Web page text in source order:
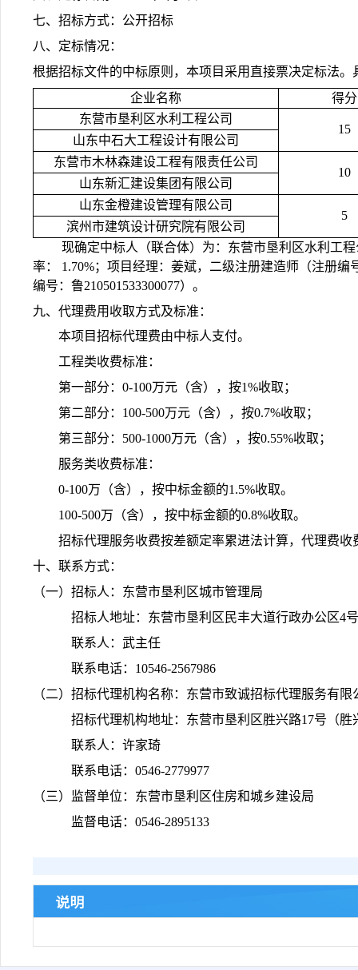
七、招标方式：公开招标
八、定标情况：
根据招标文件的中标原则，本项目采用直接票决定标法。
企业名称
得分
东营市垦利区水利工程公司
15
山东中石大工程设计有限公司
东营市木林森建设工程有限责任公司
10
山东新汇建设集团有限公司
山东金橙建设管理有限公司
5
滨州市建筑设计研究院有限公司
现确定中标人（联合体）为：东营市垦利区水利工
率： 1.70%；项目经理：姜斌，二级注册建造师（注册
编号：鲁210501533300077）。
九、代理费用收取方式及标准：
本项目招标代理费由中标人支付。
工程类收费标准：
第一部分：0-100万元（含），按1%收取；
第二部分：100-500万元（含），按0.7%收取；
第三部分：500-1000万元（含），按0.55%收取；
服务类收费标准：
0-100万（含），按中标金额的1.5%收取。
100-500万（含），按中标金额的0.8%收取。
招标代理服务收费按差额定率累进法计算，代理费
十、联系方式：
（一）招标人：东营市垦利区城市管理局
招标人地址：东营市垦利区民丰大道行政办公区4
联系人：武主任
联系电话：10546-2567986
（二）招标代理机构名称：东营市致诚招标代理服务有限
招标代理机构地址：东营市垦利区胜兴路17号（
联系人：许家琦
联系电话：0546-2779977
（三）监督单位：东营市垦利区住房和城乡建设局
监督电话：0546-2895133
说明